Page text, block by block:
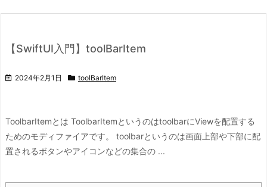
【SwiftUI入門】toolBarItem
2024年2月1日 toolBarItem
ToolbarItemとは ToolbarItemというのはtoolbarにViewを配置する
ためのモディファイアです。 toolbarというのは画面上部や下部に配
置されるボタンやアイコンなどの集合の ...